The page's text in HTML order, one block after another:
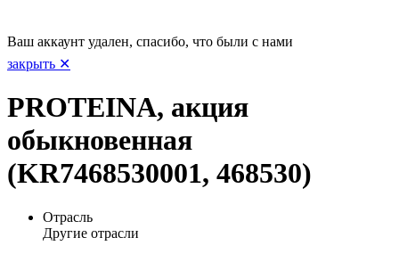
Ваш аккаунт удален, спасибо, что были с нами
закрыть ✕
PROTEINA, акция
обыкновенная
(KR7468530001, 468530)
Отрасль
Другие отрасли